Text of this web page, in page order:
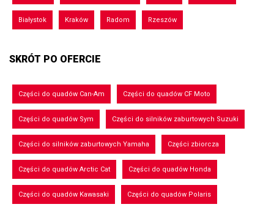
Białystok Kraków Radom Rzeszów
SKRÓT PO OFERCIE
Części do quadów Can-Am Części do quadów CF Moto
Części do quadów Sym Części do silników zaburtowych Suzuki
Części do silników zaburtowych Yamaha Części zbiorcza
Części do quadów Arctic Cat Części do quadów Honda
Części do quadów Kawasaki Części do quadów Polaris